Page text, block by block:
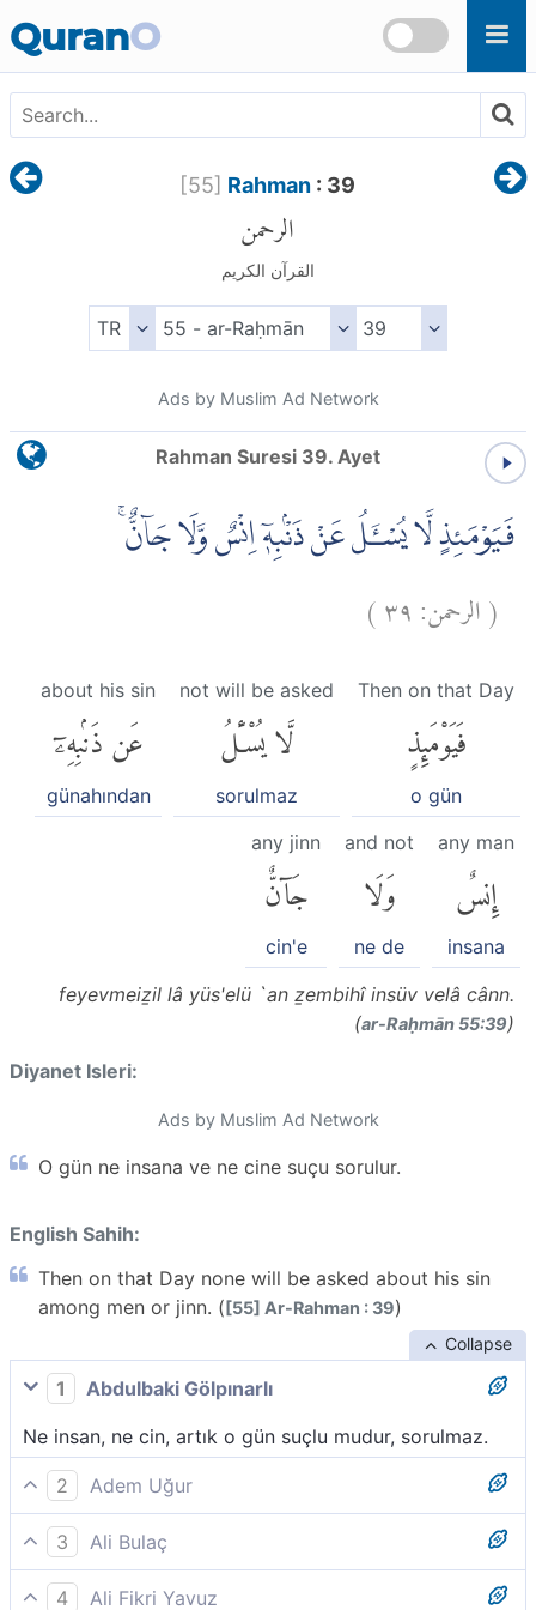
QuranO
[55] Rahman : 39
الرحمن
القرآن الكريم
Ads by Muslim Ad Network
Rahman Suresi 39. Ayet
فَيَوْمَئِذٍ لَّا يُسْـَٔلُ عَنْ ذَنْۢبِهٖٓ اِنْسٌ وَّلَا جَاۤنٌّۚ
(الرحمن:٣٩)
Then on that Day
فَيَوْمَئِذٍ
o gün
not will be asked
لَّا يُسْـَٔلُ
sorulmaz
about his sin
عَن ذَنۢبِهِۦٓ
günahından
any man
إِنسٌ
insana
and not
وَلَا
ne de
any jinn
جَآنٌّ
cin'e
feyevmeiẕil lâ yüs'elü `an ẕembihî insüv velâ cânn.
(ar-Raḥmān 55:39)
Diyanet Isleri:
Ads by Muslim Ad Network
O gün ne insana ve ne cine suçu sorulur.
English Sahih:
Then on that Day none will be asked about his sin
among men or jinn. ([55] Ar-Rahman : 39)
Collapse
1
Abdulbaki Gölpınarlı
Ne insan, ne cin, artık o gün suçlu mudur, sorulmaz.
2
Adem Uğur
İşte o gün insana da cine de günahı sorulmaz.
3
Ali Bulaç
İşte o gün, ne insana, ne cinne günahından sorulmaz.
4
Ali Fikri Yavuz